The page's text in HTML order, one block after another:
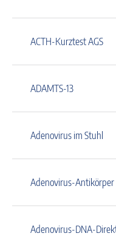
ACTH-Kurztest AGS
ADAMTS-13
Adenovirus im Stuhl
Adenovirus-Antikörper
Adenovirus-DNA-